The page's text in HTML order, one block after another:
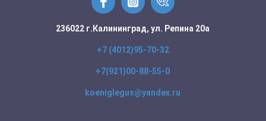
236022 г.Калининград, ул. Репина 20а
+7 (4012)95-70-32
+7(921)00-88-55-0
koeniglegus@yandex.ru